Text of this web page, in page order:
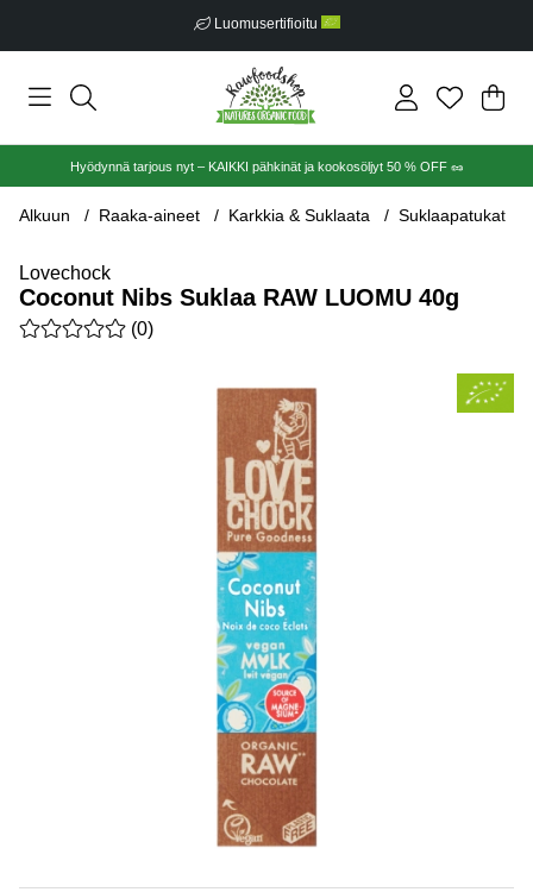
Luomusertifioitu
.
Hyödynnä tarjous nyt – KAIKKI pähkinät ja kookosöljyt 50 % OFF 🥜
Alkuun Raaka-aineet Karkkia & Suklaata Suklaapatukat
Lovechock
Coconut Nibs Suklaa RAW LUOMU 40g
Keskiarvoluokitus 0 / 5 Arvioiden määrä 0
(0)
Tuotekuvat Coconut Nibs Suklaa RAW LUOMU 40g